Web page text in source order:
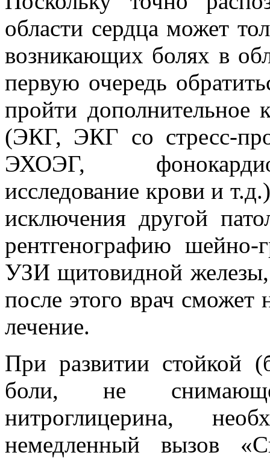
области сердца может
возникающих болях в
первую очередь
пройти дополнительное
(ЭКГ, ЭКГ со стресс-
ЭХОЭГ,
исследование крови и
исключения другой
рентгенографию шейно-
УЗИ щитовидной
после этого врач сможет
лечение.
При развитии стойкой
боли, не
нитроглицерина,
немедленный вызов